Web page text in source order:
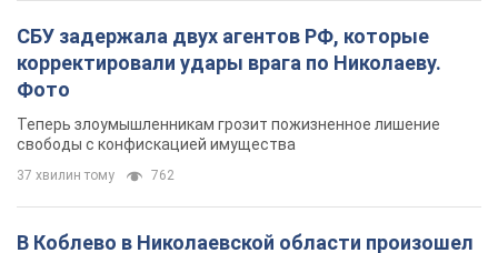
СБУ задержала двух агентов РФ, которые
корректировали удары врага по Николаеву.
Фото
Теперь злоумышленникам грозит пожизненное лишение
свободы с конфискацией имущества
37 хвилин тому 762
В Коблево в Николаевской области произошел